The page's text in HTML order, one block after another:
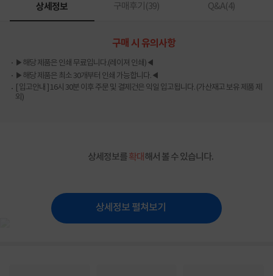
상세정보 구매후기(39) Q&A(4)
구매 시 유의사항
▶해당 제품은 인쇄 무료입니다.(레이져 인쇄)◀
▶해당 제품은 최소 30개부터 인쇄 가능합니다.◀
[ 입고안내 ] 16시 30분 이후 주문 및 결제건은 익일 입고됩니다. (가산재고 보유 제품 제
외)
상세정보를확대해서 볼 수 있습니다.
상세정보 펼쳐보기